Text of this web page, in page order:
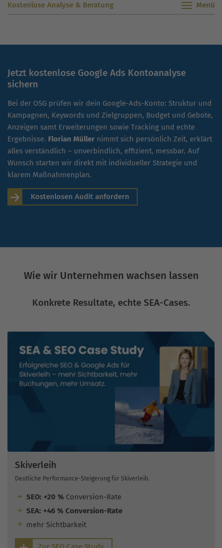
Kostenlose Analyse & Beratung
Jetzt kostenlose Google Ads Kontoanalyse
sichern
Bei der OSG prüfen wir dein Google-Ads-Konto: Struktur und
Kampagnen, Keywords und Zielgruppen, Budget und Gebote,
Anzeigen samt Erweiterungen sowie Tracking und echte
Ergebnisse. Florian Müller nimmt sich persönlich Zeit, erklärt
alles verständlich – unverbindlich, effizient, messbar. Auf
Wunsch starten wir direkt mit individueller Strategie und
klarem Maßnahmenplan.
Kostenlosen Audit anfordern
Wie wir Unternehmen wachsen lassen
Konkrete Resultate, echte SEA-Cases.
Skiverleih
Deutliche Performance-Steigerung für Skiverleih.
SEO: +20 % Conversion-Rate
SEA: +46 % Conversion-Rate
mehr Sichtbarkeit